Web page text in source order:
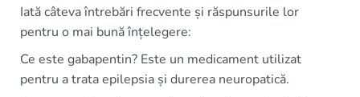
Iată câteva întrebări frecvente și răspunsurile lor
pentru o mai bună înțelegere:
Ce este gabapentin? Este un medicament utilizat
pentru a trata epilepsia și durerea neuropatică.